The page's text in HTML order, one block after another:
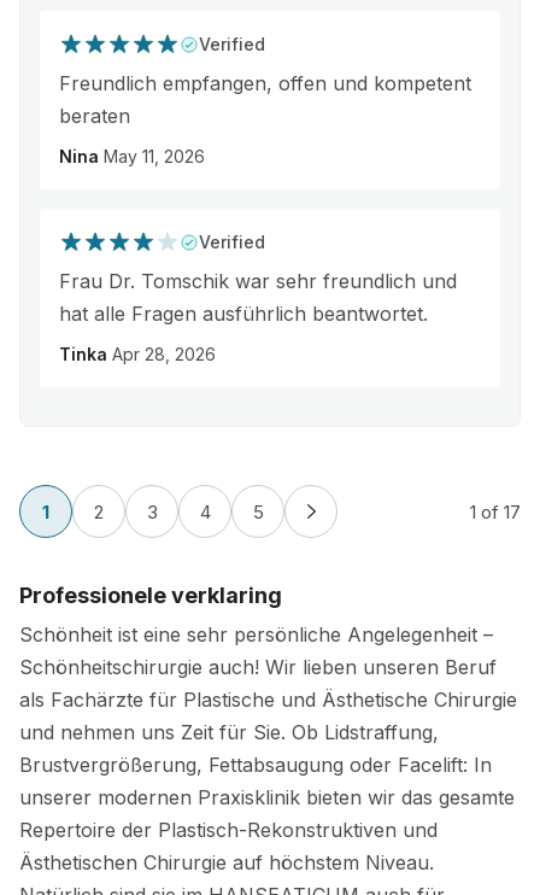
Verified
Freundlich empfangen, offen und kompetent
beraten
Nina May 11, 2026
Verified
Frau Dr. Tomschik war sehr freundlich und
hat alle Fragen ausführlich beantwortet.
Tinka Apr 28, 2026
1 2 3 4 5 1 of 17
Professionele verklaring
Schönheit ist eine sehr persönliche Angelegenheit –
Schönheitschirurgie auch! Wir lieben unseren Beruf
als Fachärzte für Plastische und Ästhetische Chirurgie
und nehmen uns Zeit für Sie. Ob Lidstraffung,
Brustvergrößerung, Fettabsaugung oder Facelift: In
unserer modernen Praxisklinik bieten wir das gesamte
Repertoire der Plastisch-Rekonstruktiven und
Ästhetischen Chirurgie auf höchstem Niveau.